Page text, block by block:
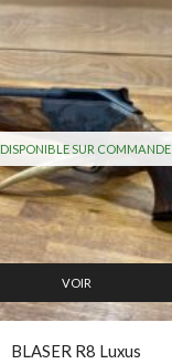
DISPONIBLE SUR COMMANDE
VOIR
BLASER R8 Luxus